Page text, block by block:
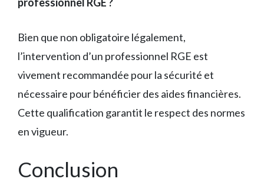
Bien que non obligatoire légalement,
l’intervention d’un professionnel RGE est
vivement recommandée pour la sécurité et
nécessaire pour bénéficier des aides financières.
Cette qualification garantit le respect des normes
en vigueur.
Conclusion